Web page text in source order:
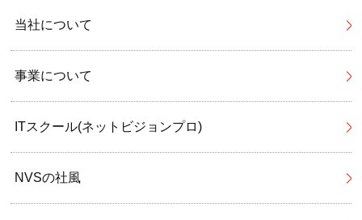
当社について
事業について
ITスクール(ネットビジョンプロ)
NVSの社風